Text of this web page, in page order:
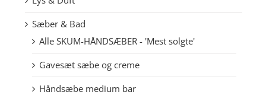
Sæber & Bad
Alle SKUM-HÅNDSÆBER - 'Mest solgte'
Gavesæt sæbe og creme
Håndsæbe medium bar